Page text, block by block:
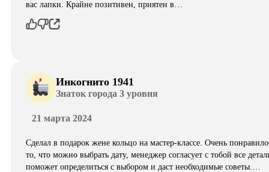
вас лапки. Крайне позитивен, приятен в…
Инкогнито 1941
Знаток города 3 уровня
21 марта 2024
Сделал в подарок жене кольцо на мастер-классе. Очень
то, что можно выбрать дату, менеджер согласует с тобой все
поможет определиться с выбором и даст необходимые советы.…